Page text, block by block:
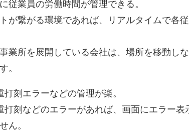
従業員の労働時間が管理できる。
が繋がる環境であれば、リアルタイムで各
業所を展開している会社は、場所を移動し
。
刻エラーなどの管理が楽。
打刻などのエラーがあれば、画面にエラー
ん。